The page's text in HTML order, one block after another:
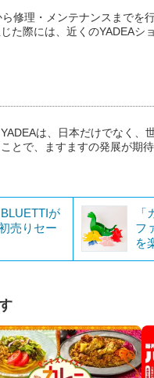
修理・メンテナンスまでを
た際には、近くのYADEAシ
は、日本だけでなく、
とで、ますますの発展が期待
が
売りセー
フ
を